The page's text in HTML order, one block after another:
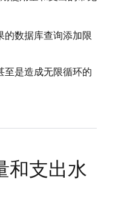
的数据库查询添加限
至是造成无限循环的
和支出水